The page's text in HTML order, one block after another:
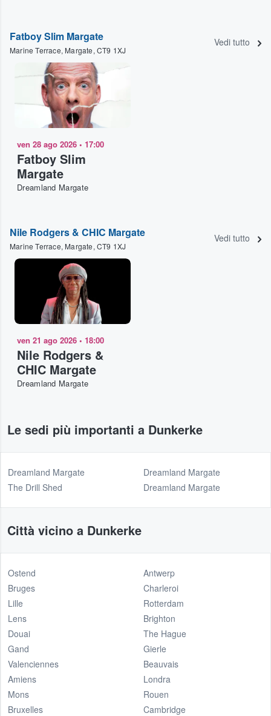
Fatboy Slim Margate
Marine Terrace, Margate, CT9 1XJ
Vedi tutto
ven 28 ago 2026 • 17:00
Fatboy Slim
Margate
Dreamland Margate
Nile Rodgers & CHIC Margate
Marine Terrace, Margate, CT9 1XJ
Vedi tutto
ven 21 ago 2026 • 18:00
Nile Rodgers &
CHIC Margate
Dreamland Margate
Le sedi più importanti a Dunkerke
Dreamland Margate
The Drill Shed
Dreamland Margate
Dreamland Margate
Città vicino a Dunkerke
Ostend
Bruges
Lille
Lens
Douai
Gand
Valenciennes
Amiens
Mons
Bruxelles
Antwerp
Charleroi
Rotterdam
Brighton
The Hague
Gierle
Beauvais
Londra
Rouen
Cambridge